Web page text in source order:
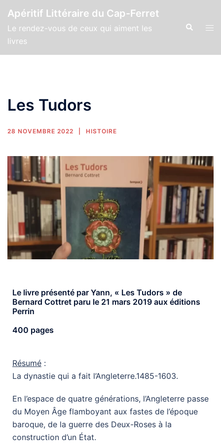
Apéritif Littéraire du Cap-Ferret
Le rendez-vous de ceux qui aiment les
livres
Les Tudors
28 NOVEMBRE 2022 HISTOIRE
Le livre présenté par Yann, « Les Tudors » de
Bernard Cottret paru le 21 mars 2019 aux éditions
Perrin
400 pages
Résumé :
La dynastie qui a fait l’Angleterre.1485-1603.
En l’espace de quatre générations, l’Angleterre passe
du Moyen Âge flamboyant aux fastes de l’époque
baroque, de la guerre des Deux-Roses à la
construction d’un État.